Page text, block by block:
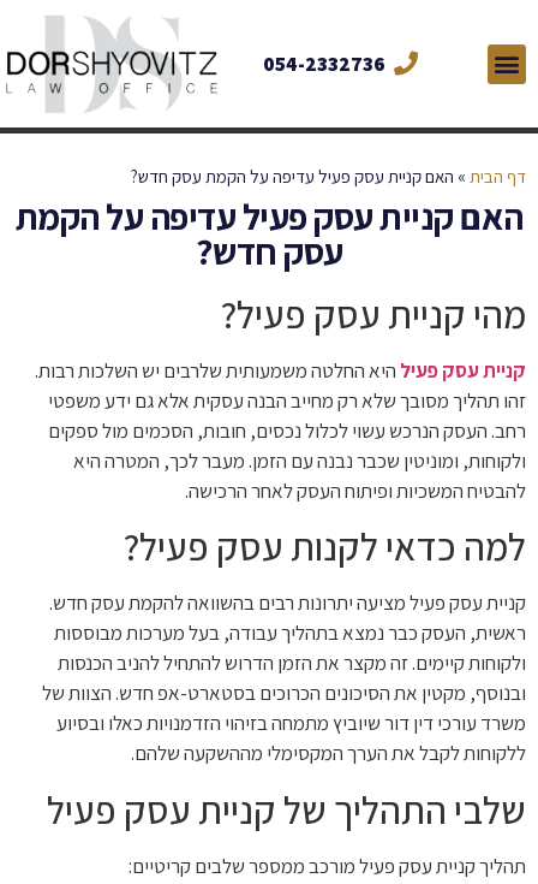
054-2332736
דף הבית » האם קניית עסק פעיל עדיפה על הקמת עסק חדש?
האם קניית עסק פעיל עדיפה על הקמת
עסק חדש?
מהי קניית עסק פעיל?
קניית עסק פעיל היא החלטה משמעותית שלרבים יש השלכות רבות.
זהו תהליך מסובך שלא רק מחייב הבנה עסקית אלא גם ידע משפטי
רחב. העסק הנרכש עשוי לכלול נכסים, חובות, הסכמים מול ספקים
ולקוחות, ומוניטין שכבר נבנה עם הזמן. מעבר לכך, המטרה היא
להבטיח המשכיות ופיתוח העסק לאחר הרכישה.
למה כדאי לקנות עסק פעיל?
קניית עסק פעיל מציעה יתרונות רבים בהשוואה להקמת עסק חדש.
ראשית, העסק כבר נמצא בתהליך עבודה, בעל מערכות מבוססות
ולקוחות קיימים. זה מקצר את הזמן הדרוש להתחיל להניב הכנסות
ובנוסף, מקטין את הסיכונים הכרוכים בסטארט-אפ חדש. הצוות של
משרד עורכי דין דור שיוביץ מתמחה בזיהוי הזדמנויות כאלו ובסיוע
ללקוחות לקבל את הערך המקסימלי מההשקעה שלהם.
שלבי התהליך של קניית עסק פעיל
תהליך קניית עסק פעיל מורכב ממספר שלבים קריטיים: